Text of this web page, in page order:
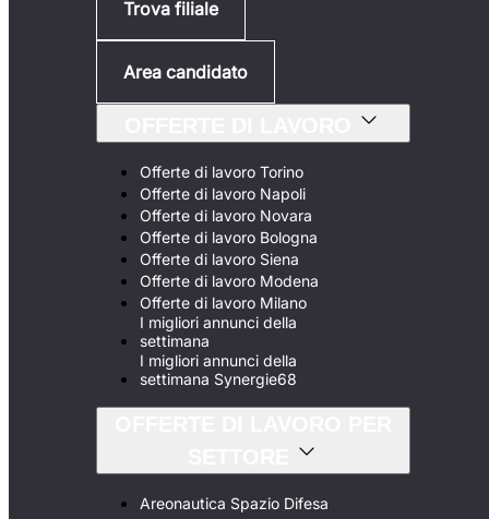
Trova filiale
Area candidato
Offerte di lavoro Torino
Offerte di lavoro Napoli
Offerte di lavoro Novara
Offerte di lavoro Bologna
Offerte di lavoro Siena
Offerte di lavoro Modena
Offerte di lavoro Milano
I migliori annunci della
settimana
I migliori annunci della
settimana Synergie68
Areonautica Spazio Difesa